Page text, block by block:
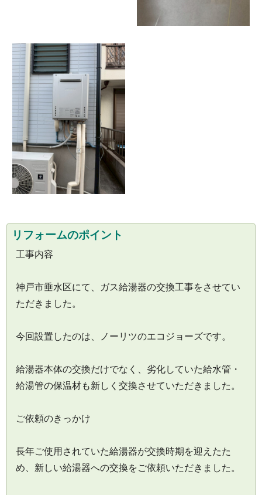
リフォームのポイント
工事内容
神戸市垂水区にて、ガス給湯器の交換工事をさせてい
ただきました。
今回設置したのは、ノーリツのエコジョーズです。
給湯器本体の交換だけでなく、劣化していた給水管・
給湯管の保温材も新しく交換させていただきました。
ご依頼のきっかけ
長年ご使用されていた給湯器が交換時期を迎えたた
め、新しい給湯器への交換をご依頼いただきました。